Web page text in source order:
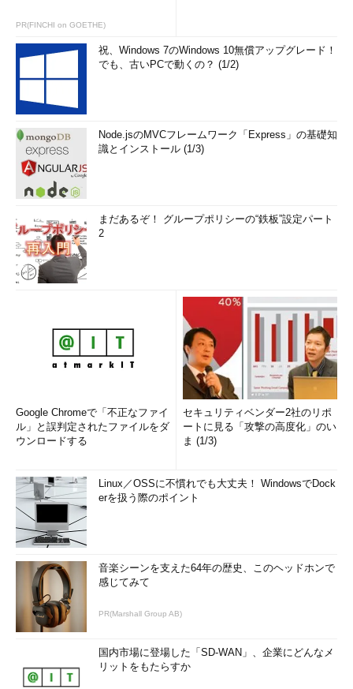
PR(FINCHI on GOETHE)
祝、Windows 7のWindows 10無償アップグレード！
でも、古いPCで動くの？ (1/2)
Node.jsのMVCフレームワーク「Express」の基礎知
識とインストール (1/3)
まだあるぞ！ グループポリシーの“鉄板”設定パート
2
Google Chromeで「不正なファイ
ル」と誤判定されたファイルをダ
ウンロードする
セキュリティベンダー2社のリポ
ートに見る「攻撃の高度化」のい
ま (1/3)
Linux／OSSに不慣れでも大丈夫！ WindowsでDock
erを扱う際のポイント
音楽シーンを支えた64年の歴史、このヘッドホンで
感じてみて
PR(Marshall Group AB)
国内市場に登場した「SD-WAN」、企業にどんなメ
リットをもたらすか